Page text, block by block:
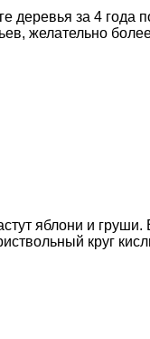
деревья за 4 года
желательно более
яблони и
круг